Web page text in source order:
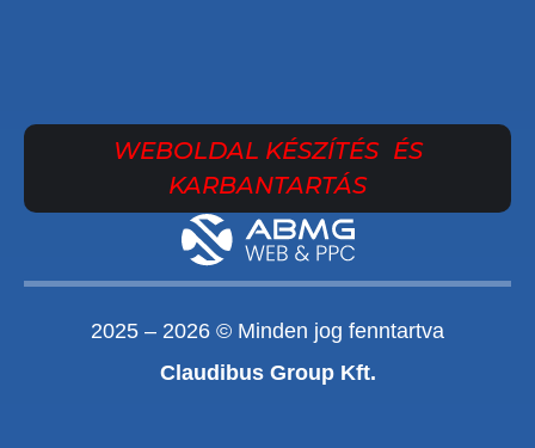
WEBOLDAL KÉSZÍTÉS ÉS
KARBANTARTÁS
2025 – 2026 © Minden jog fenntartva
Claudibus Group Kft.